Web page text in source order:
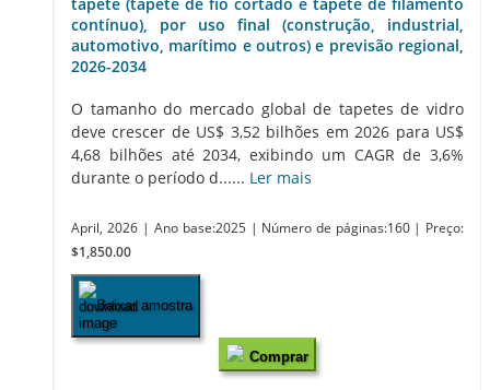
contínuo), por uso final (construção, industrial,
automotivo, marítimo e outros) e previsão regional,
2026-2034
O tamanho do mercado global de tapetes de vidro
deve crescer de US$ 3,52 bilhões em 2026 para US$
4,68 bilhões até 2034, exibindo um CAGR de 3,6%
durante o período d...... Ler mais
April, 2026 | Ano base:2025 | Número de páginas:160 | Preço:
$1,850.00
Baixar amostra
Comprar